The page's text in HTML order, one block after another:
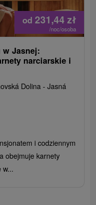
od 231,44 zł
/noc/osoba
Jasnej:
narciarskie i
Dolina - Jasná
i codziennym
obejmuje karnety
w...